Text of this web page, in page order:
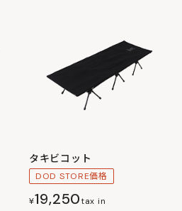
タキビコット
DOD STORE価格
¥19,250tax in